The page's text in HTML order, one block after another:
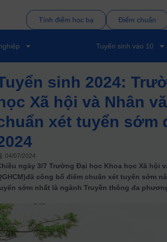
Tính điểm học bạ Điểm chuẩn
Tuyển sinh vào 10
sinh 2024:
Xã hội và Nhân
xét tuyển sớm
04/07/2024
ngày 3/7 Trường Đại học Khoa học Xã hội
công bố điểm chuẩn xét tuyển sớm
sớm nhất là ngành Truyền thông đa